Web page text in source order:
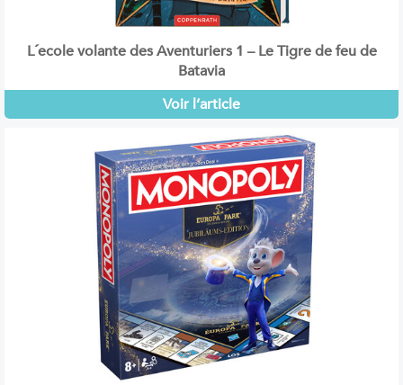
L´ecole volante des Aventuriers 1 – Le Tigre de feu de
Batavia
Voir l’article